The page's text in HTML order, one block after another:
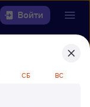
Войти
Пасс.
СБ ВС